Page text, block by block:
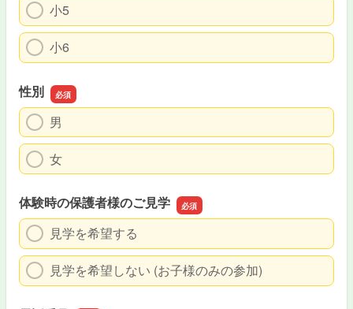
小5
小6
性別
男
女
体験時の保護者様のご見学
見学を希望する
見学を希望しない (お子様のみの参加)